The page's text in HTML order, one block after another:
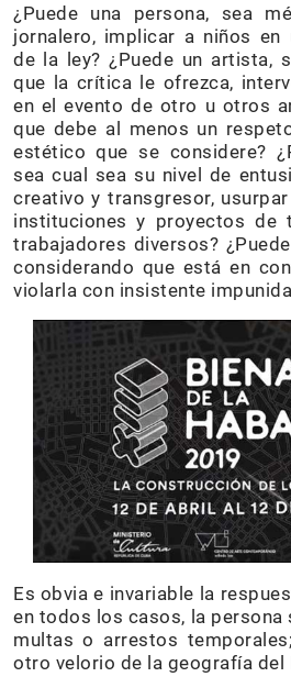
¿Puede una persona, sea
jornalero, implicar a niños en
de la ley? ¿Puede un artista,
que la crítica le ofrezca,
en el evento de otro u otros
que debe al menos un
estético que se considere?
sea cual sea su nivel de
creativo y transgresor,
instituciones y proyectos de
trabajadores diversos?
considerando que está en
violarla con insistente
Es obvia e invariable la
en todos los casos, la persona
multas o arrestos
otro velorio de la geografía del